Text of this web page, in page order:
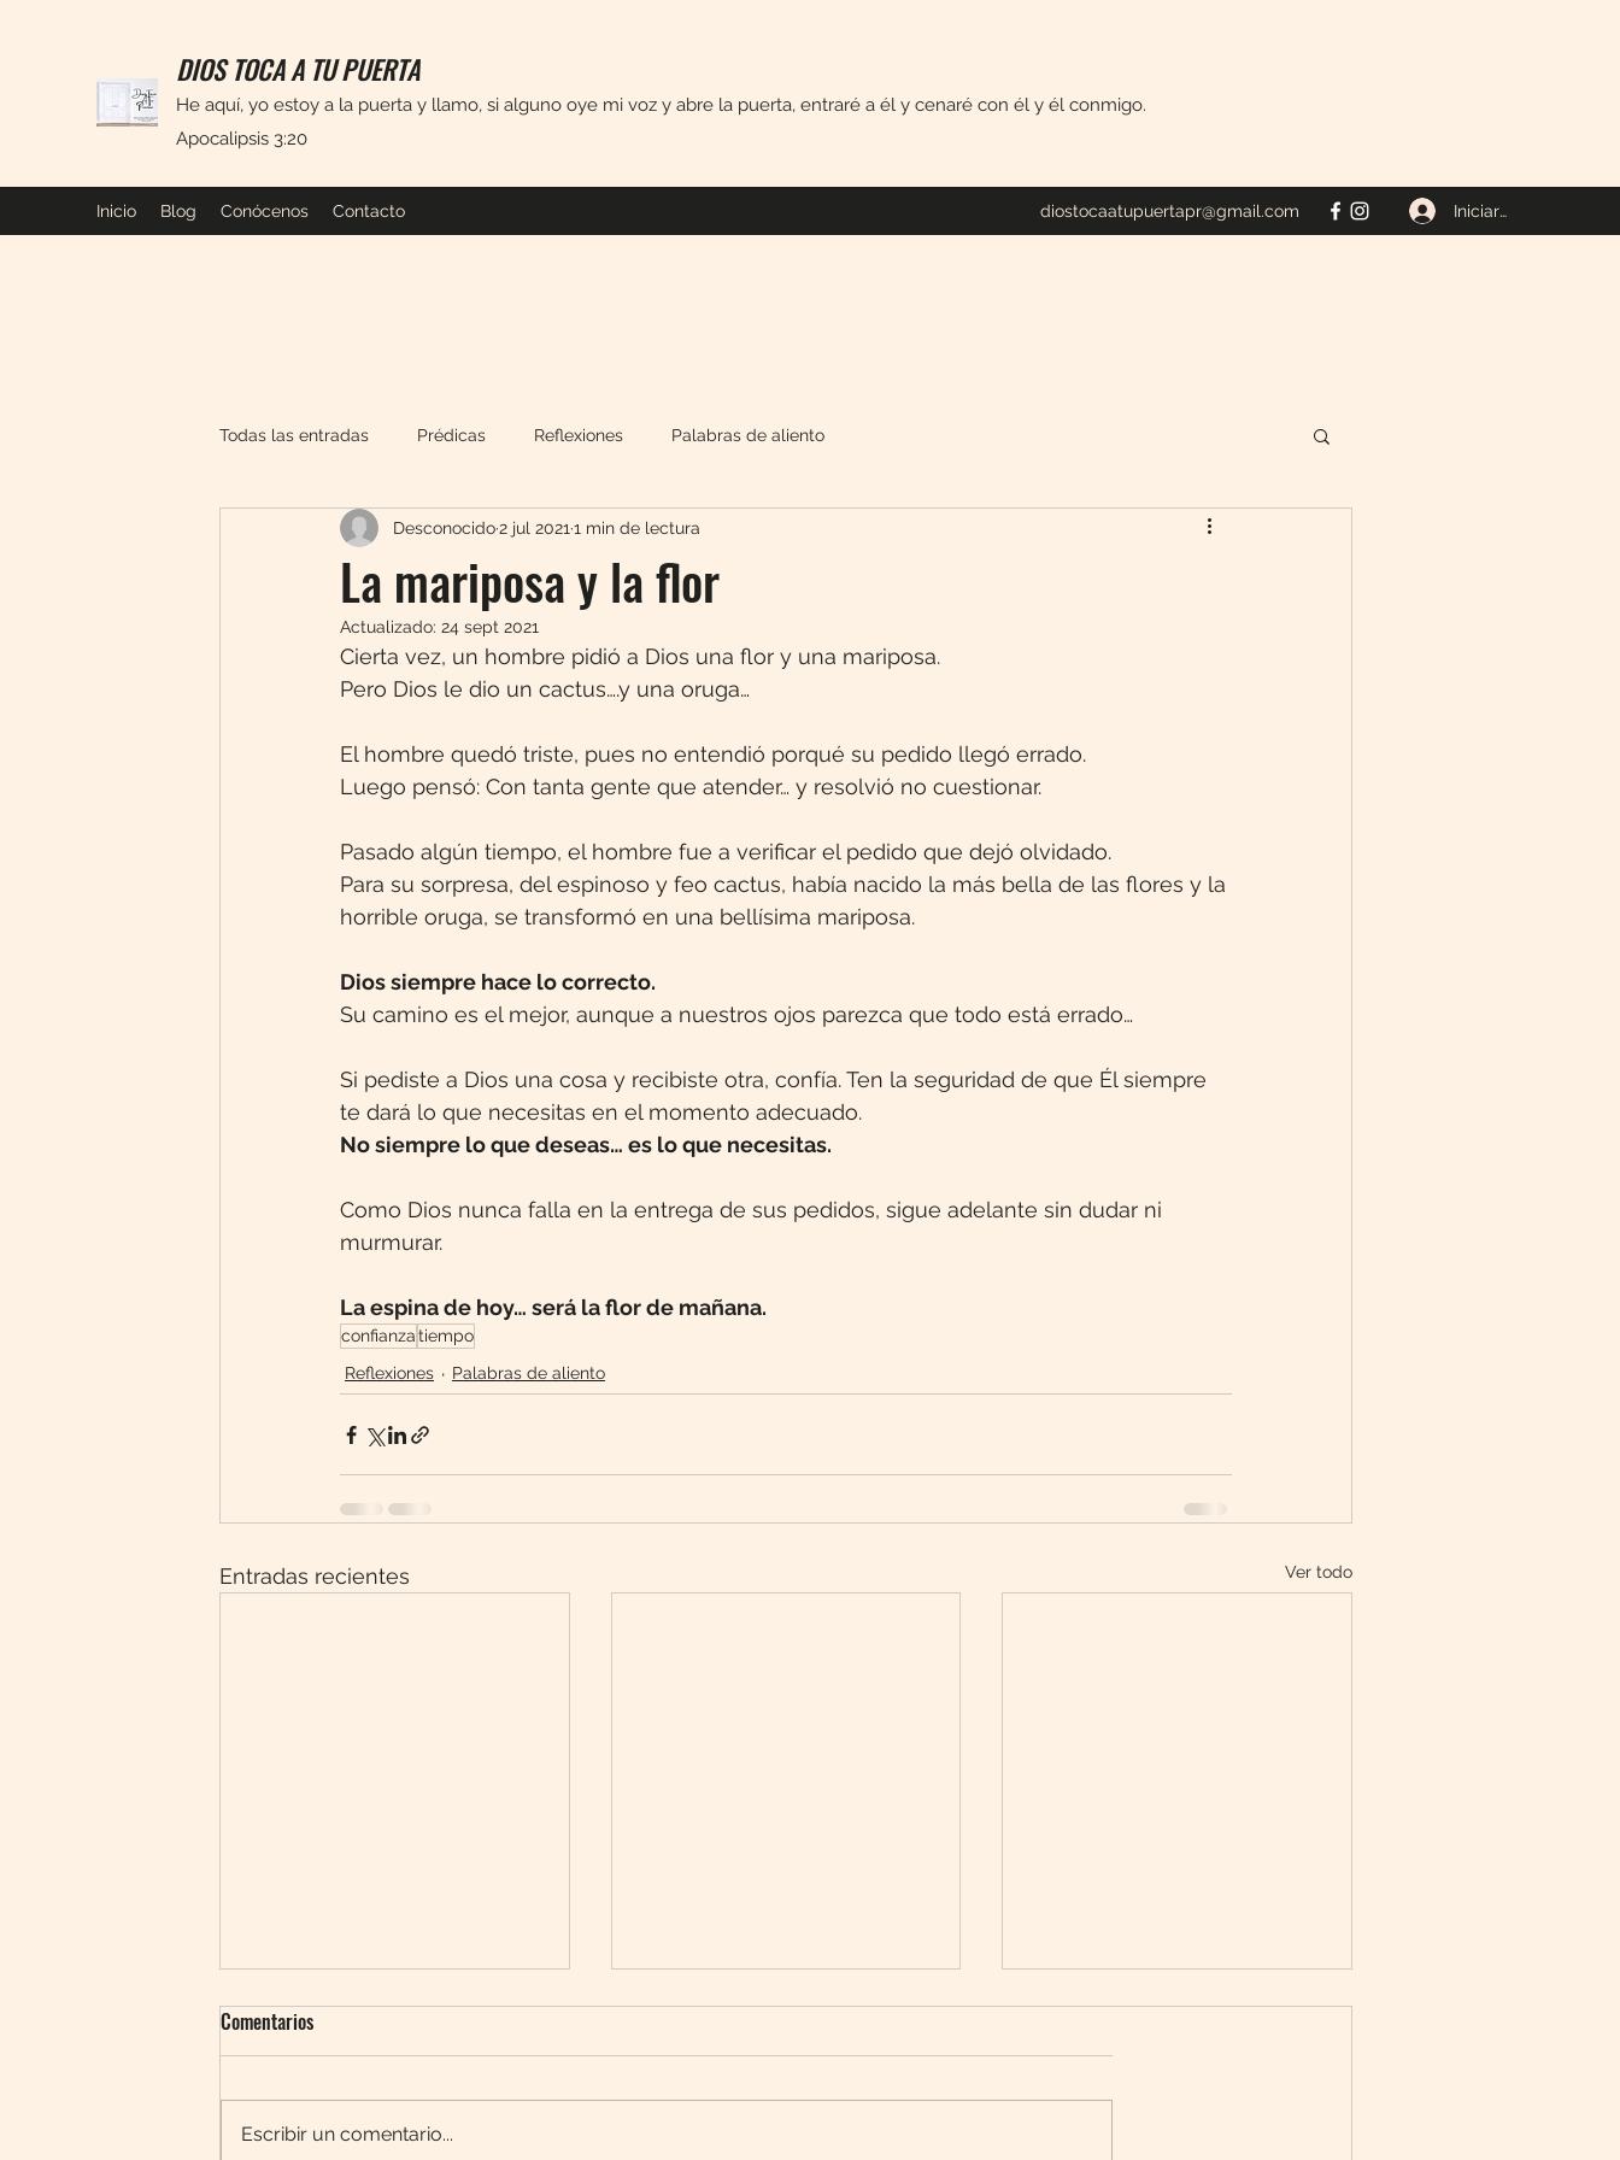
DIOS TOCA A TU PUERTA
He aquí, yo estoy a la puerta y llamo, si alguno oye mi voz y abre la puerta, entraré a él y cenaré con él y él conmigo.
Apocalipsis 3:20
Inicio Blog Conócenos Contacto diostocaatupuertapr@gmail.com Iniciar sesión
Todas las entradas Prédicas Reflexiones Palabras de aliento
La mariposa y la flor
Desconocido2 jul 2021 1 min de lectura
Actualizado: 24 sept 2021
Cierta vez, un hombre pidió a Dios una flor y una mariposa.
Pero Dios le dio un cactus….y una oruga…
El hombre quedó triste, pues no entendió porqué su pedido llegó errado.
Luego pensó: Con tanta gente que atender… y resolvió no cuestionar.
Pasado algún tiempo, el hombre fue a verificar el pedido que dejó olvidado.
Para su sorpresa, del espinoso y feo cactus, había nacido la más bella de las flores y la
horrible oruga, se transformó en una bellísima mariposa.
Dios siempre hace lo correcto.
Su camino es el mejor, aunque a nuestros ojos parezca que todo está errado…
Si pediste a Dios una cosa y recibiste otra, confía. Ten la seguridad de que Él siempre
te dará lo que necesitas en el momento adecuado.
No siempre lo que deseas… es lo que necesitas.
Como Dios nunca falla en la entrega de sus pedidos, sigue adelante sin dudar ni
murmurar.
La espina de hoy… será la flor de mañana.
confianzatiempo
Reflexiones
Palabras de aliento
Entradas recientes Ver todo
Comentarios
Escribir un comentario...